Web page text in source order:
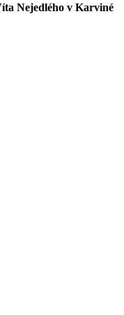
Nejedlého v Karviné